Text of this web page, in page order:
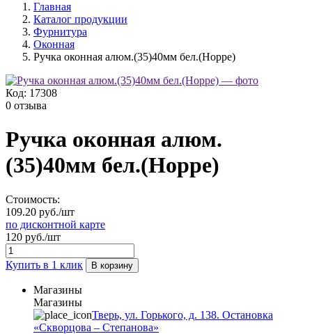
Главная
Каталог продукции
Фурнитура
Оконная
Ручка оконная алюм.(35)40мм бел.(Hоррe)
Код: 17308
0 отзыва
Ручка оконная алюм.
(35)40мм бел.(Hоррe)
Стоимость:
109.20 руб./шт
по дисконтной карте
120 руб./шт
Купить в 1 клик В корзину
Магазины
Магазины
Тверь, ул. Горького, д. 138. Остановка
«Скворцова – Степанова»